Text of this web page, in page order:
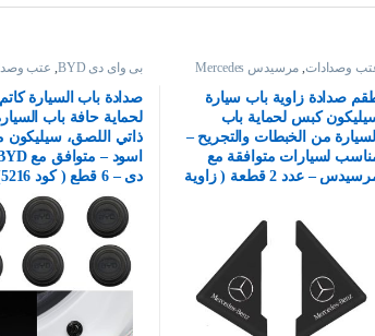
وصدادات, مرسيدس Mercedes
صدادة زاوية باب سيارة
كبس لحماية باب
السيارة من الخبطات والتجريح –
لسيارات متوافقة مع
مرسيدس – عدد 2 قطعة ( زاوية
بى واى دى BYD , عتب
صدادة باب السيارة
لحماية حافة باب
ذاتي اللصق، سيليكون
دى – 6 قطع ( كود 5216)